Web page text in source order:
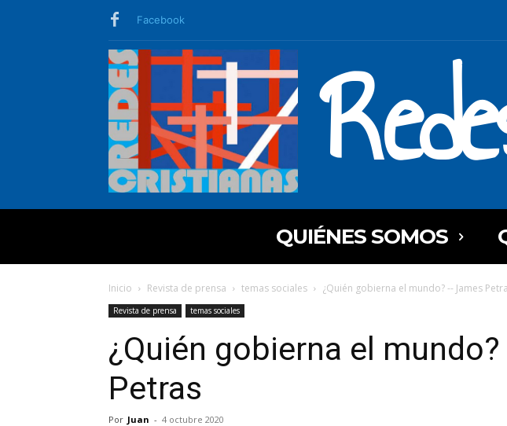
Facebook
QUIÉNES SOMOS
Inicio Revista de prensa temas sociales ¿Quién gobierna el mundo? -- James
Revista de prensa temas sociales
¿Quién gobierna el
Petras
Por Juan - 4 octubre 2020